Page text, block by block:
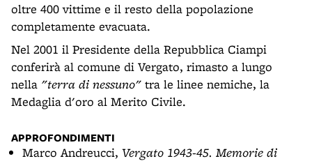
oltre 400 vittime e il resto della popolazione
completamente evacuata.
Nel 2001 il Presidente della Repubblica Ciampi
conferirà al comune di Vergato, rimasto a lungo
nella "terra di nessuno" tra le linee nemiche, la
Medaglia d'oro al Merito Civile.
APPROFONDIMENTI
Marco Andreucci, Vergato 1943-45. Memorie di